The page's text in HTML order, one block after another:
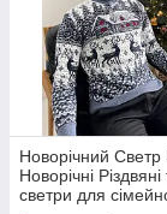
Новорічний
Новорічні Різдвяні
светри для